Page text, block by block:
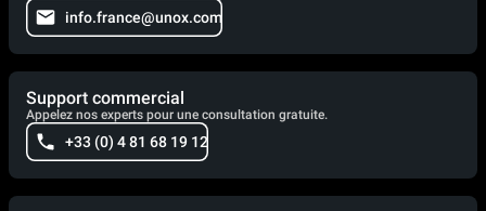
info.france@unox.com
Support commercial
Appelez nos experts pour une consultation gratuite.
+33 (0) 4 81 68 19 12